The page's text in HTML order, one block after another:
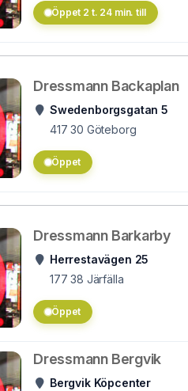
Öppet 2 t. 24 min. till
Dressmann Backaplan
Swedenborgsgatan 5
417 30 Göteborg
Öppet
Dressmann Barkarby
Herrestavägen 25
177 38 Järfälla
Öppet
Dressmann Bergvik
Bergvik Köpcenter